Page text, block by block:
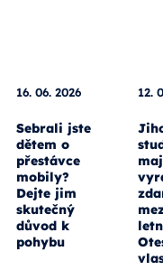
16. 06. 2026
Sebrali jste
dětem o
přestávce
mobily?
Dejte jim
skutečný
důvod k
pohybu
12.